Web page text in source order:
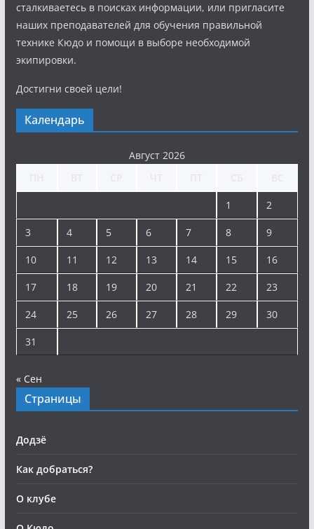
сталкиваетесь в поисках информации, или пригласите
наших преподавателей для обучения правильной
технике Кюдо и помощи в выборе необходимой
экипировки.
Достигни своей цели!
Календарь
Август 2026
1 2
3 4 5 6 7 8 9
10 11 12 13 14 15 16
17 18 19 20 21 22 23
24 25 26 27 28 29 30
31
« Сен
Страницы
Додзё
Как добраться?
О клубе